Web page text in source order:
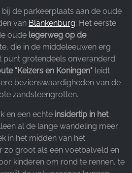
de parkeerplaats aan de oude
van Blankenburg. Het eerste
oude legerweg op de
die in de middeleeuwen erg
punt grotendeels onveranderd
"Keizers en Koningen" leidt
bezienswaardigheden van de
zandsteengrotten.
en een echte insidertip in het
al de lange wandeling meer
in het midden van het
zo groot als een voetbalveld en
kinderen om rond te rennen, te
Ltd.
en marketing